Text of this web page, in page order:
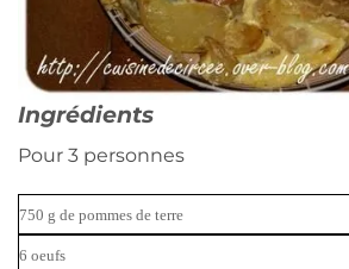
Ingrédients
Pour 3 personnes
750 g de pommes de terre
6 oeufs